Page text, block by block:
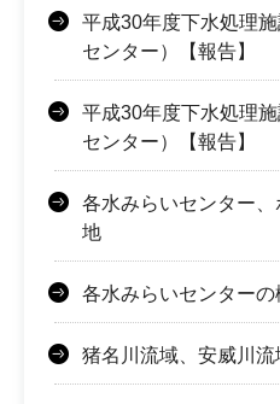
平成30年度下水処理
センター）【報告】
平成30年度下水処理
センター）【報告】
各水みらいセンター
地
各水みらいセンターの
猪名川流域、安威川